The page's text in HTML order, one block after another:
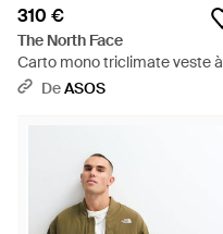
310 €
The North Face
Carto mono triclimate veste à
capuche 3-en-1 en summit -
DeASOS